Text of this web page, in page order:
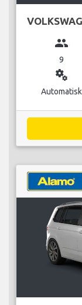
group
9
miscellaneous_services
Automatisk